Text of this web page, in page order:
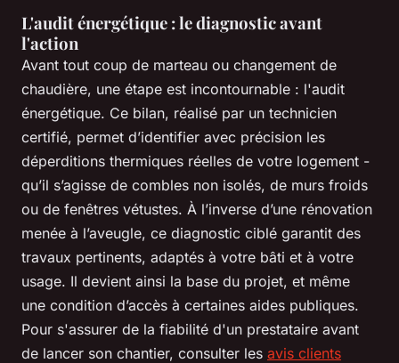
L'audit énergétique : le diagnostic avant
l'action
Avant tout coup de marteau ou changement de
chaudière, une étape est incontournable : l'audit
énergétique. Ce bilan, réalisé par un technicien
certifié, permet d’identifier avec précision les
déperditions thermiques réelles de votre logement -
qu’il s’agisse de combles non isolés, de murs froids
ou de fenêtres vétustes. À l’inverse d’une rénovation
menée à l’aveugle, ce diagnostic ciblé garantit des
travaux pertinents, adaptés à votre bâti et à votre
usage. Il devient ainsi la base du projet, et même
une condition d’accès à certaines aides publiques.
Pour s'assurer de la fiabilité d'un prestataire avant
de lancer son chantier, consulter les avis clients